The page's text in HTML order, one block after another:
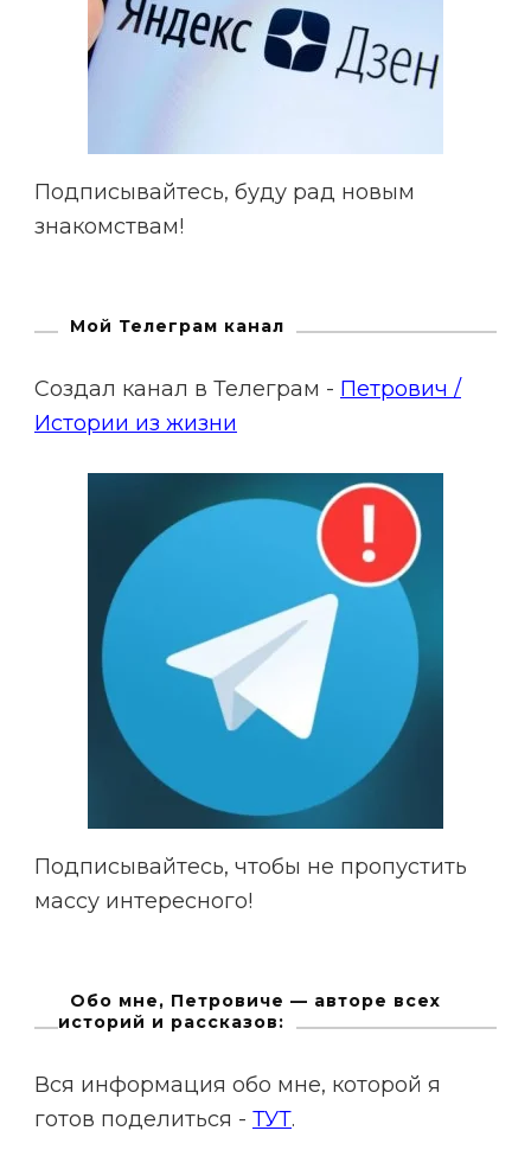
Подписывайтесь, буду рад новым
знакомствам!
Мой Телеграм канал
Создал канал в Телеграм - Петрович /
Истории из жизни
Подписывайтесь, чтобы не пропустить
массу интересного!
Обо мне, Петровиче — авторе всех
историй и рассказов:
Вся информация обо мне, которой я
готов поделиться - ТУТ.